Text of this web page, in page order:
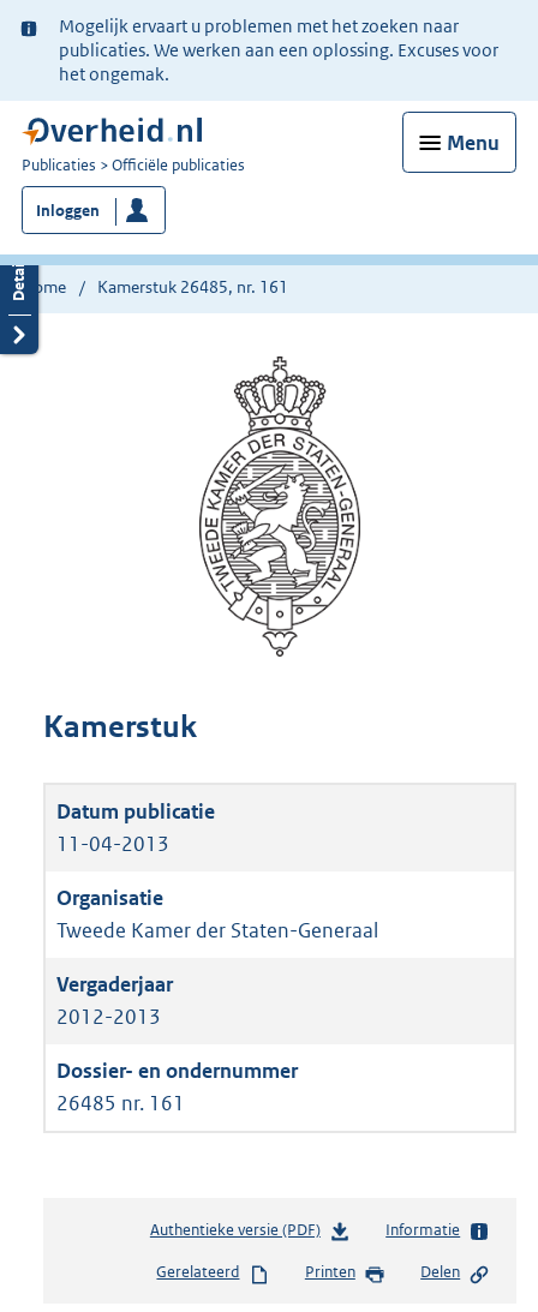
Ter
informatie:
Mogelijk ervaart u problemen met het zoeken naar
publicaties. We werken aan een oplossing. Excuses voor
het ongemak.
Menu
U
bent
nu
hier:
Publicaties Officiële publicaties
Inloggen
Home Kamerstuk 26485, nr. 161
Kamerstuk
11-04-2013
Tweede Kamer der Staten-Generaal
2012-2013
26485 nr. 161
Authentieke versie (PDF)b
s
Informatie
Gerelateerd Printen Delen